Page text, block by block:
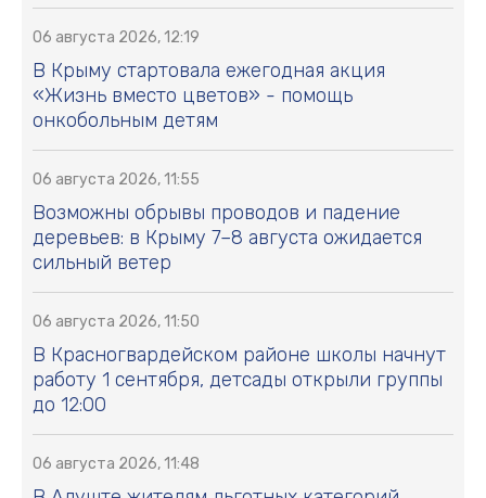
06 августа 2026, 12:19
В Крыму стартовала ежегодная акция
«Жизнь вместо цветов» - помощь
онкобольным детям
06 августа 2026, 11:55
Возможны обрывы проводов и падение
деревьев: в Крыму 7–8 августа ожидается
сильный ветер
06 августа 2026, 11:50
В Красногвардейском районе школы начнут
работу 1 сентября, детсады открыли группы
до 12:00
06 августа 2026, 11:48